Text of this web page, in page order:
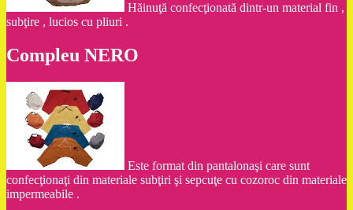
Hăinuţă confecţionată dintr-un material fin ,
subţire , lucios cu pliuri .
Compleu NERO
Este format din pantalonaşi care sunt
confecţionaţi din materiale subţiri şi sepcuţe cu cozoroc din materiale
impermeabile .